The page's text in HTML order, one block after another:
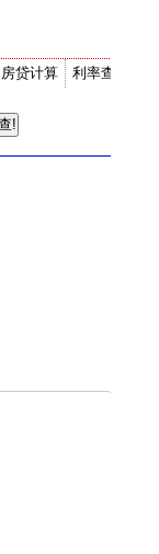
利率查询
房贷计算